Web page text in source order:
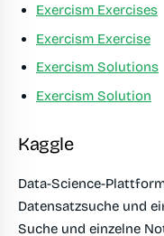
Exercism Exercises
Exercism Exercise
Exercism Solutions
Exercism Solution
Kaggle
Data-Science-
Datensatzsuche und
Suche und einzelne